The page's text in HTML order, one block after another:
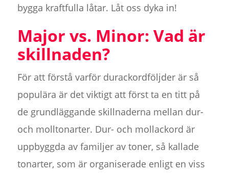
bygga kraftfulla låtar. Låt oss dyka in!
Major vs. Minor: Vad är
skillnaden?
För att förstå varför durackordföljder är så
populära är det viktigt att först ta en titt på
de grundläggande skillnaderna mellan dur-
och molltonarter. Dur- och mollackord är
uppbyggda av familjer av toner, så kallade
tonarter, som är organiserade enligt en viss